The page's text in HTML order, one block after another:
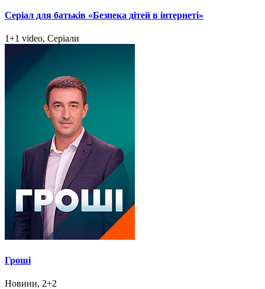
Серіал для батьків «Безпека дітей в інтернеті»
1+1 video, Серіали
Гроші
Новини, 2+2